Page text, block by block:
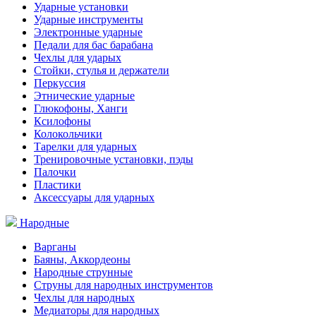
Ударные установки
Ударные инструменты
Электронные ударные
Педали для бас барабана
Чехлы для ударых
Стойки, стулья и держатели
Перкуссия
Этнические ударные
Глюкофоны, Ханги
Ксилофоны
Колокольчики
Тарелки для ударных
Тренировочные установки, пэды
Палочки
Пластики
Аксессуары для ударных
Народные
Варганы
Баяны, Аккордеоны
Народные струнные
Струны для народных инструментов
Чехлы для народных
Медиаторы для народных